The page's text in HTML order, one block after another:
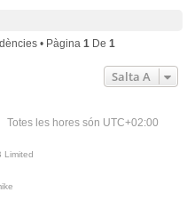
• Pàgina 1 De 1
Salta A
Totes les hores són UTC+02:00
Limited